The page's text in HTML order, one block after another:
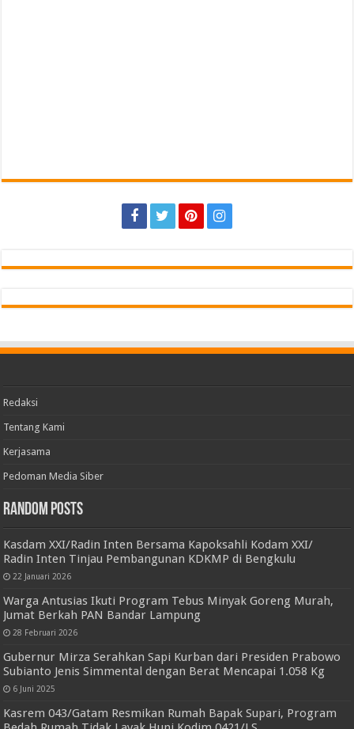
Redaksi
Tentang Kami
Kerjasama
Pedoman Media Siber
Random Posts
Kasdam XXI/Radin Inten Bersama Kapoksahli Kodam XXI/
Radin Inten Tinjau Pembangunan KDKMP di Bengkulu
22 Januari 2026
Warga Antusias Ikuti Program Tebus Minyak Goreng Murah,
Jumat Berkah PAN Bandar Lampung
28 Februari 2026
Gubernur Mirza Serahkan Sapi Kurban dari Presiden Prabowo
Subianto Jenis Simmental dengan Berat Mencapai 1.058 Kg
6 Juni 2025
Kasrem 043/Gatam Resmikan Rumah Bapak Supari, Program